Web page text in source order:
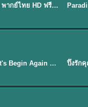
EP.9ดูซีรี่ย์ Detective Hole (2026) พากย์ไทย HD ฟรี อัปเดตล่าสุด Netflix
รักได้หรือ (2026) YOUNG Let's Begin Again พากย์ไทย EP.1-19 ★8